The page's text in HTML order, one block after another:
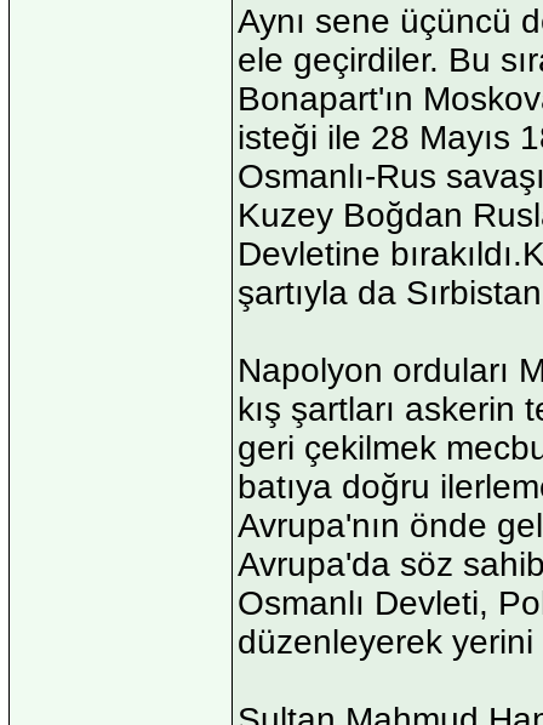
Aynı sene üçüncü
ele geçirdiler. Bu
Bonapart'ın
isteği ile 28 Mayıs
Osmanlı-Rus
Kuzey Boğdan
Devletine
şartıyla da
Napolyon orduları
kış şartları askerin
geri çekilmek
batıya doğru
Avrupa'nın önde
Avrupa'da söz
Osmanlı Devleti,
düzenleyerek